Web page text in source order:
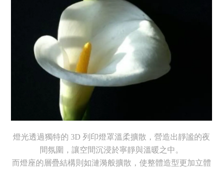
燈光透過獨特的 3D 列印燈罩溫柔擴散，營造出靜謐的夜
間氛圍，讓空間沉浸於寧靜與溫暖之中。
而燈座的層疊結構則如漣漪般擴散，使整體造型更加立體